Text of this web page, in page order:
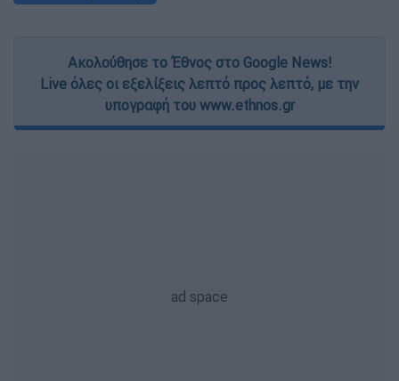
Ακολούθησε το Έθνος στο Google News!
Live όλες οι εξελίξεις λεπτό προς λεπτό, με την
υπογραφή του www.ethnos.gr